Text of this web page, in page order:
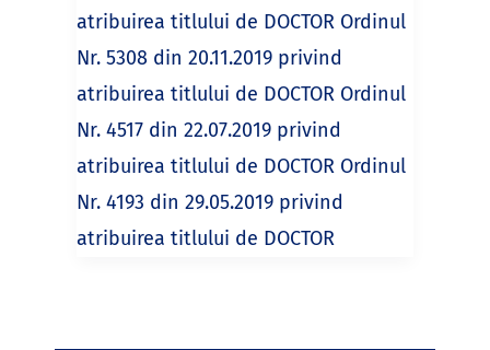
atribuirea titlului de DOCTOR Ordinul
Nr. 5308 din 20.11.2019 privind
atribuirea titlului de DOCTOR Ordinul
Nr. 4517 din 22.07.2019 privind
atribuirea titlului de DOCTOR Ordinul
Nr. 4193 din 29.05.2019 privind
atribuirea titlului de DOCTOR